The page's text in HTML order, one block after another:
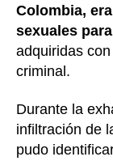
Colombia,
sexuales
adquiridas
criminal.
Durante la
infiltración de
pudo